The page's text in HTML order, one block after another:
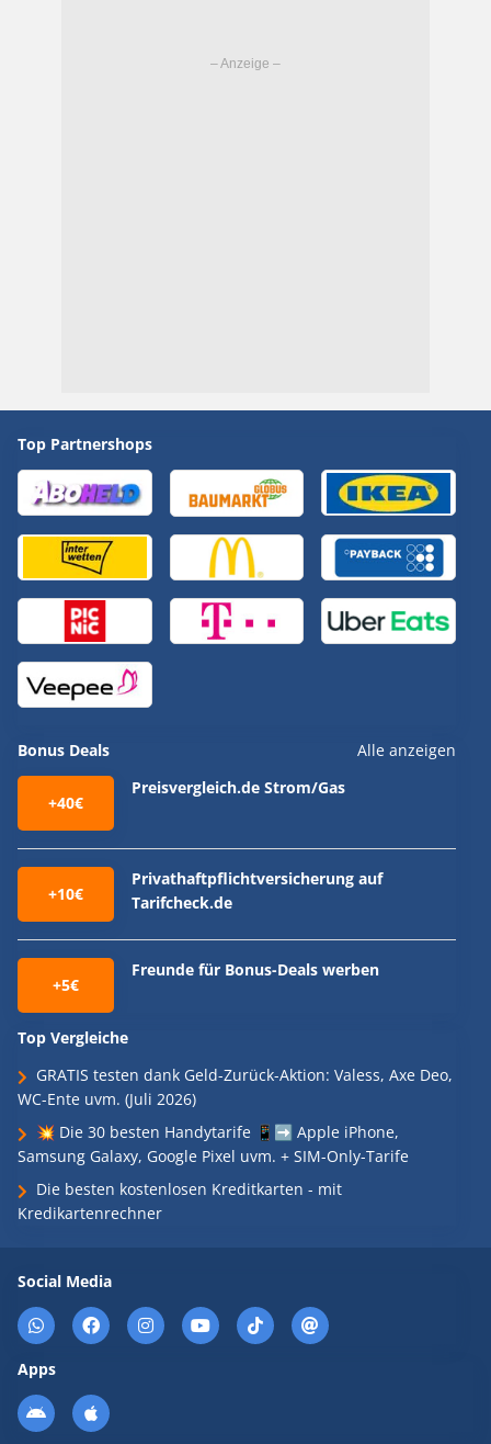
Top Partnershops
Bonus Deals Alle anzeigen
+40€
Preisvergleich.de Strom/Gas
+10€
Privathaftpflichtversicherung auf
Tarifcheck.de
+5€
Freunde für Bonus-Deals werben
Top Vergleiche
GRATIS testen dank Geld-Zurück-Aktion: Valess, Axe Deo,
WC-Ente uvm. (Juli 2026)
💥 Die 30 besten Handytarife 📱➡️ Apple iPhone,
Samsung Galaxy, Google Pixel uvm. + SIM-Only-Tarife
Die besten kostenlosen Kreditkarten - mit
Kredikartenrechner
Social Media
Apps